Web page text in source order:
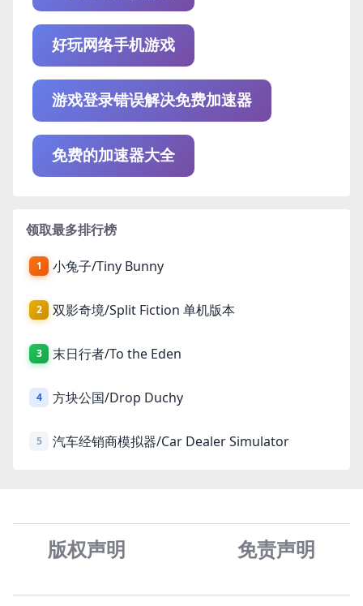
好玩网络手机游戏
游戏登录错误解决免费加速器
免费的加速器大全
领取最多排行榜
1 小兔子/Tiny Bunny
2 双影奇境/Split Fiction 单机版本
3 末日行者/To the Eden
4 方块公国/Drop Duchy
5 汽车经销商模拟器/Car Dealer Simulator
版权声明 免责声明